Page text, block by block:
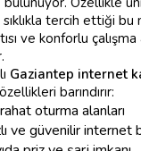
tercih ettiği bu
ve konforlu çalışma
Gaziantep internet
barındırır:
oturma alanları
ve güvenilir internet